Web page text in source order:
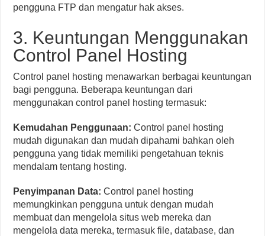
pengguna FTP dan mengatur hak akses.
3. Keuntungan Menggunakan
Control Panel Hosting
Control panel hosting menawarkan berbagai keuntungan
bagi pengguna. Beberapa keuntungan dari
menggunakan control panel hosting termasuk:
Kemudahan Penggunaan: Control panel hosting
mudah digunakan dan mudah dipahami bahkan oleh
pengguna yang tidak memiliki pengetahuan teknis
mendalam tentang hosting.
Penyimpanan Data: Control panel hosting
memungkinkan pengguna untuk dengan mudah
membuat dan mengelola situs web mereka dan
mengelola data mereka, termasuk file, database, dan